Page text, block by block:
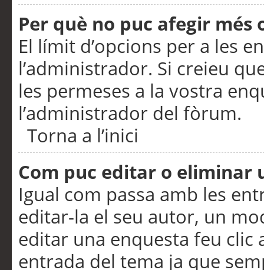
Per què no puc afegir més
El límit d’opcions per a les
l’administrador. Si creieu
les permeses a la vostra
l’administrador del fòrum.
Torna a l’inici
Com puc editar o eliminar
Igual com passa amb les
editar-la el seu autor, un
editar una enquesta feu clic
entrada del tema ja que